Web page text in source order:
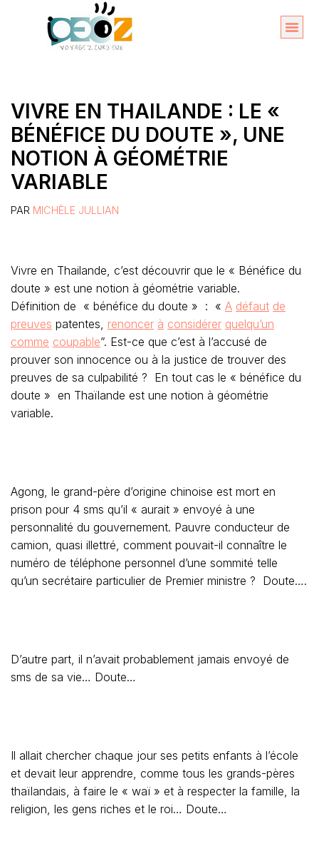
VIVRE EN THAILANDE : LE «
BÉNÉFICE DU DOUTE », UNE
NOTION À GÉOMÉTRIE
VARIABLE
PAR MICHÈLE JULLIAN
Vivre en Thailande, c’est découvrir que le « Bénéfice du
doute » est une notion à géométrie variable.
Définition de « bénéfice du doute » : « A défaut de
preuves patentes, renoncer à considérer quelqu’un
comme coupable”. Est-ce que c’est à l’accusé de
prouver son innocence ou à la justice de trouver des
preuves de sa culpabilité ? En tout cas le « bénéfice du
doute » en Thaïlande est une notion à géométrie
variable.
Agong, le grand-père d’origine chinoise est mort en
prison pour 4 sms qu’il « aurait » envoyé à une
personnalité du gouvernement. Pauvre conducteur de
camion, quasi illettré, comment pouvait-il connaître le
numéro de téléphone personnel d’une sommité telle
qu’un secrétaire particulier de Premier ministre ? Doute….
D’autre part, il n’avait probablement jamais envoyé de
sms de sa vie… Doute…
Il allait chercher chaque jour ses petits enfants à l’école
et devait leur apprendre, comme tous les grands-pères
thaïlandais, à faire le « waï » et à respecter la famille, la
religion, les gens riches et le roi… Doute…